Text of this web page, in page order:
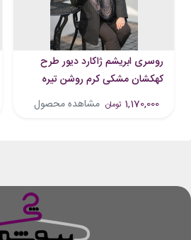
روسری ابریشم ژاکارد دیور طرح
کهکشان مشکی کرم روشن تیره
1,170,000 تومان مشاهده محصول